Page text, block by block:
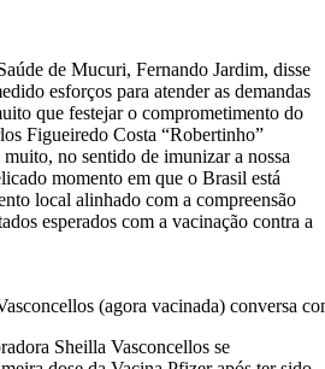
de Mucuri, Fernando Jardim, disse
esforços para atender as demandas
que festejar o comprometimento do
Figueiredo Costa “Robertinho”
no sentido de imunizar a nossa
momento em que o Brasil está
local alinhado com a compreensão
esperados com a vacinação contra a
(agora vacinada) conversa
Sheilla Vasconcellos se